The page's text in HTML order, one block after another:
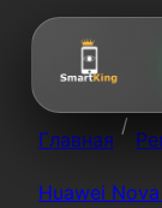
Главная
/
Huawei